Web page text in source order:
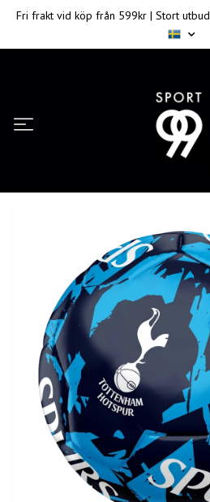
Fri frakt vid köp från 599kr | Stort